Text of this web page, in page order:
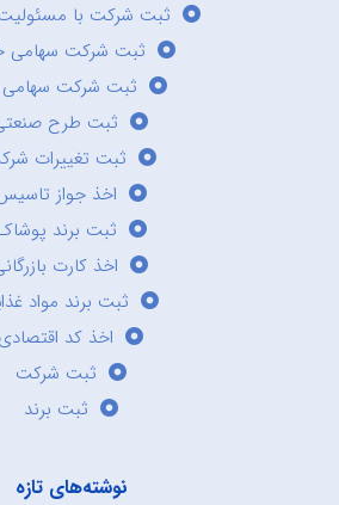
ثبت شرکت با
ثبت شرکت
ثبت شرکت سهامی
ثبت طرح
ثبت تغییرات
اخذ جواز
ثبت برند
اخذ کارت
ثبت برند مواد
اخذ کد اقتصادی
ثبت شرکت
ثبت برند
نوشته‌های تازه